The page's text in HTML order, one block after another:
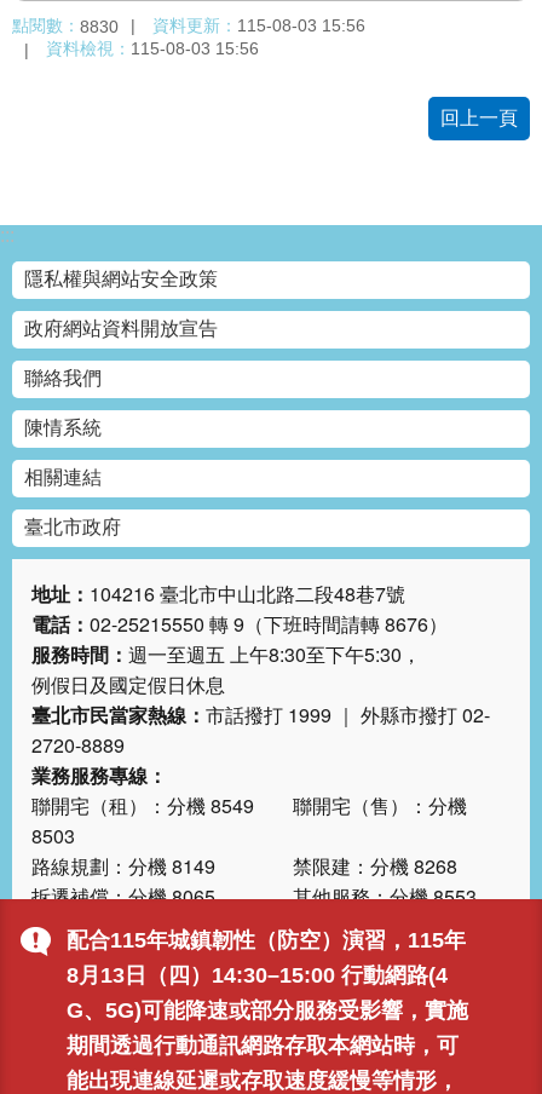
配合115年城鎮韌性（防空）演習，115年
8月13日（四）14:30–15:00 行動網路(4
G、5G)可能降速或部分服務受影響，實施
期間透過行動通訊網路存取本網站時，可
能出現連線延遲或存取速度緩慢等情形，
點閱數： 8830 資料更新： 115-08-03 15:56
資料檢視： 115-08-03 15:56
回上一頁
:::
隱私權與網站安全政策
政府網站資料開放宣告
聯絡我們
陳情系統
相關連結
臺北市政府
地址： 104216 臺北市中山北路二段48巷7號
電話： 02-25215550 轉 9（下班時間請轉 8676）
服務時間： 週一至週五 上午8:30至下午5:30，
例假日及國定假日休息
臺北市民當家熱線： 市話撥打 1999 ｜ 外縣市撥打 02-
2720-8889
業務服務專線：
聯開宅（租）：分機 8549 聯開宅（售）：分機
8503
路線規劃：分機 8149 禁限建：分機 8268
拆遷補償：分機 8065 其他服務：分機 8553、
8555、8565
更新日期
115-08-11
瀏覽人次
8915